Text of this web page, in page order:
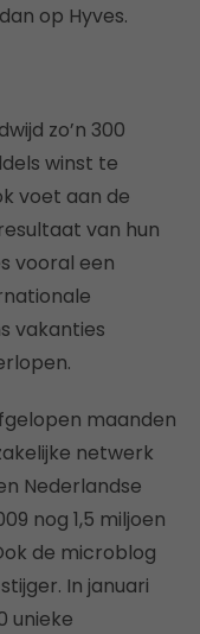
op Hyves.
zo’n 300
winst te
voet aan de
van hun
vooral een
vakanties
maanden
netwerk
Nederlandse
nog 1,5 miljoen
de microblog
In januari
unieke